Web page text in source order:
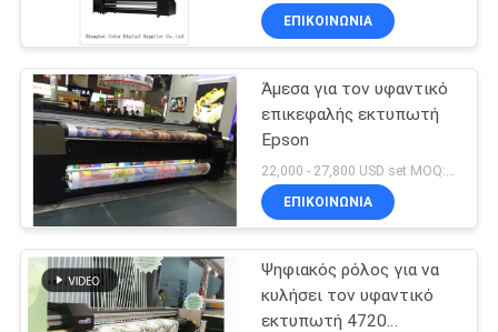
ΕΠΙΚΟΙΝΩΝΙΑ
Άμεσα για τον υφαντικό
επικεφαλής εκτυπωτή
Epson
ΕΠΙΚΟΙΝΩΝΙΑ
Ψηφιακός ρόλος για να
κυλήσει τον υφαντικό
εκτυπωτή 4720